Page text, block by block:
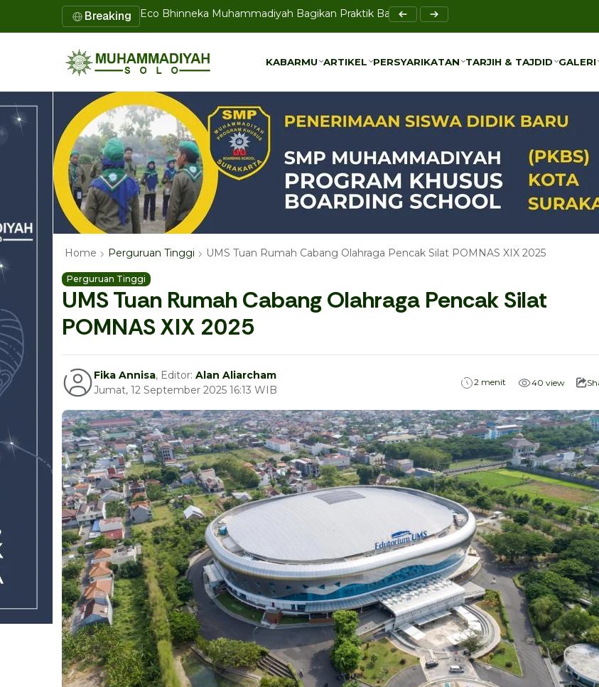
Breaking
Lazismu SD Muhammadiyah PK Solo Perkuat Akses Pendidikan Anak Prasejahtera di
KABARMU ARTIKEL PERSYARIKATAN TARJIH & TAJDID GALERI
Home Perguruan Tinggi UMS Tuan Rumah Cabang Olahraga Pencak Silat POMNAS XIX 2025
Perguruan Tinggi
UMS Tuan Rumah Cabang Olahraga Pencak Silat
POMNAS XIX 2025
Fika Annisa, Editor: Alan Aliarcham
Jumat, 12 September 2025 16:13 WIB
2 menit 40 view